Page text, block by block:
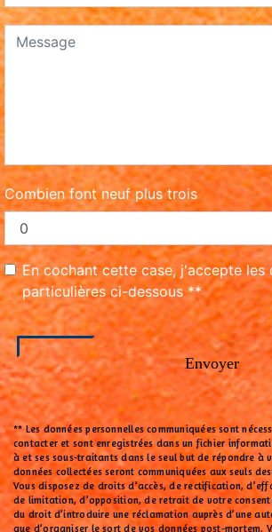
Combien font neuf plus trois
En cochant cette case, j'accepte les
particulières ci-dessous **
Envoyer
** Les données personnelles communiquées sont
contacter et sont enregistrées dans un fichier
à et ses sous-traitants dans le seul but de répondre à
données collectées seront communiquées aux seuls
Vous disposez de droits d’accès, de rectification,
de limitation, d’opposition, de retrait de votre
du droit d’introduire une réclamation auprès d’une
que d’organiser le sort de vos données post-mortem.